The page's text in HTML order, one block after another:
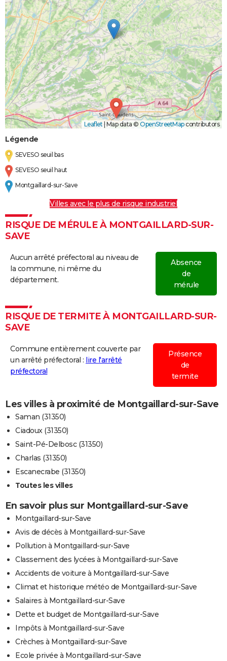
Leaflet Map data © OpenStreetMapcontributors
Légende
SEVESO seuil bas
SEVESO seuil haut
Montgaillard-sur-Save
Villes avec le plus de risque industriel
RISQUE DE MÉRULE À MONTGAILLARD-SUR-
SAVE
Aucun arrêté préfectoral au niveau de
la commune, ni même du
département.
Absence
de
mérule
RISQUE DE TERMITE À MONTGAILLARD-SUR-
SAVE
Commune entièrement couverte par
un arrêté préfectoral : lire l'arrêté
préfectoral
Présence
de
termite
Les villes à proximité de Montgaillard-sur-Save
Saman (31350)
Ciadoux (31350)
Saint-Pé-Delbosc (31350)
Charlas (31350)
Escanecrabe (31350)
Toutes les villes
En savoir plus sur Montgaillard-sur-Save
Montgaillard-sur-Save
Avis de décès à Montgaillard-sur-Save
Pollution à Montgaillard-sur-Save
Classement des lycées à Montgaillard-sur-Save
Accidents de voiture à Montgaillard-sur-Save
Climat et historique météo de Montgaillard-sur-Save
Salaires à Montgaillard-sur-Save
Dette et budget de Montgaillard-sur-Save
Impôts à Montgaillard-sur-Save
Crèches à Montgaillard-sur-Save
Ecole privée à Montgaillard-sur-Save